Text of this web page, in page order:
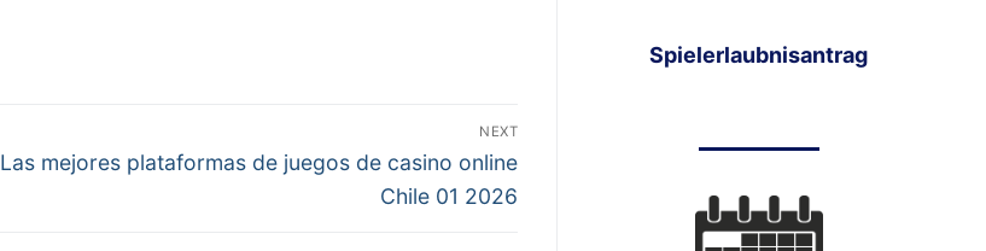
NEXT
Next
Las mejores plataformas de juegos de casino online
Chile 01 2026
Spielerlaubnisantrag